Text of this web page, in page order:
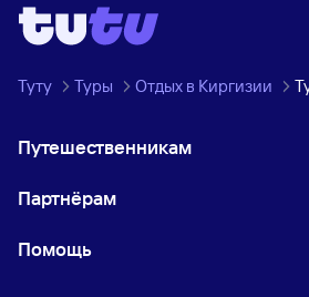
Туту Туры Отдых в Киргизии
Путешественникам
Партнёрам
Помощь